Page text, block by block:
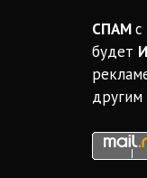
СПАМс
будет